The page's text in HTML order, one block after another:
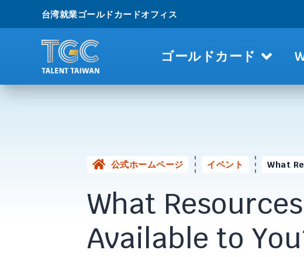
台湾就業ゴールドカードオフィス
ゴールドカード
公式ホームページ イベント What
What
Available to